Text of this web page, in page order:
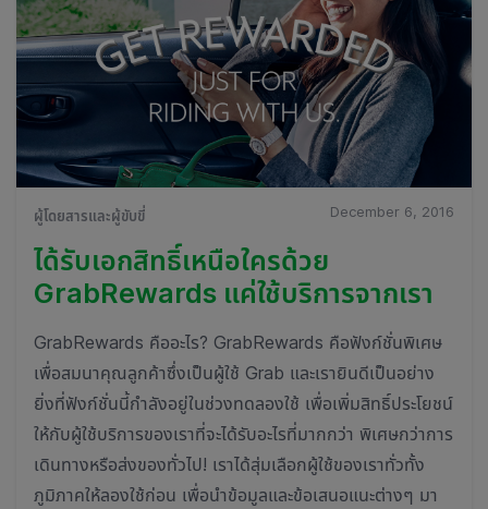
ผู้โดยสารและผู้ขับขี่ December 6, 2016
ได้รับเอกสิทธิ์เหนือใครด้วย
GrabRewards แค่ใช้บริการจากเรา
GrabRewards คืออะไร? GrabRewards คือฟังก์ชั่นพิเศษ
เพื่อสมนาคุณลูกค้าซึ่งเป็นผู้ใช้ Grab และเรายินดีเป็นอย่าง
ยิ่งที่ฟังก์ชั่นนี้กำลังอยู่ในช่วงทดลองใช้ เพื่อเพิ่มสิทธิ์ประโยชน์
ให้กับผู้ใช้บริการของเราที่จะได้รับอะไรที่มากกว่า พิเศษกว่าการ
เดินทางหรือส่งของทั่วไป! เราได้สุ่มเลือกผู้ใช้ของเราทั่วทั้ง
ภูมิภาคให้ลองใช้ก่อน เพื่อนำข้อมูลและข้อเสนอแนะต่างๆ มา